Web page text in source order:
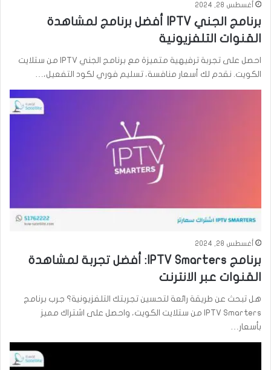
أغسطس 28, 2024
برنامج الجني IPTV أفضل برنامج لمشاهدة
القنوات التلفزيونية
احصل على تجربة ترفيهية متميزة مع برنامج الجني IPTV من ستلايت
الكويت. نقدم لك أسعار منافسة، تسليم فوري لكود التفعيل،…
أغسطس 28, 2024
برنامج IPTV Smarters: أفضل تجربة لمشاهدة
القنوات عبر الانترنت
هل تبحث عن طريقة رائعة لتحسين تجربتك التلفزيونية؟ جرب برنامج
IPTV Smarters من ستلايت الكويت، واحصل على اشتراك مميز
بأسعار…